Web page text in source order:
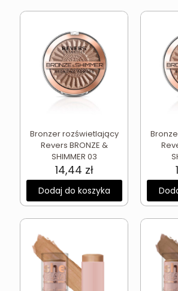
Bronzer rozświetlający
Revers BRONZE &
SHIMMER 03
14,44 zł
Dodaj do koszyka